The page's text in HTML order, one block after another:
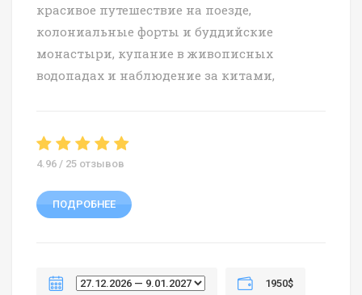
красивое путешествие на поезде,
колониальные форты и буддийские
монастыри, купание в живописных
водопадах и наблюдение за китами,
4.96 / 25 отзывов
ПОДРОБНЕЕ
1950$